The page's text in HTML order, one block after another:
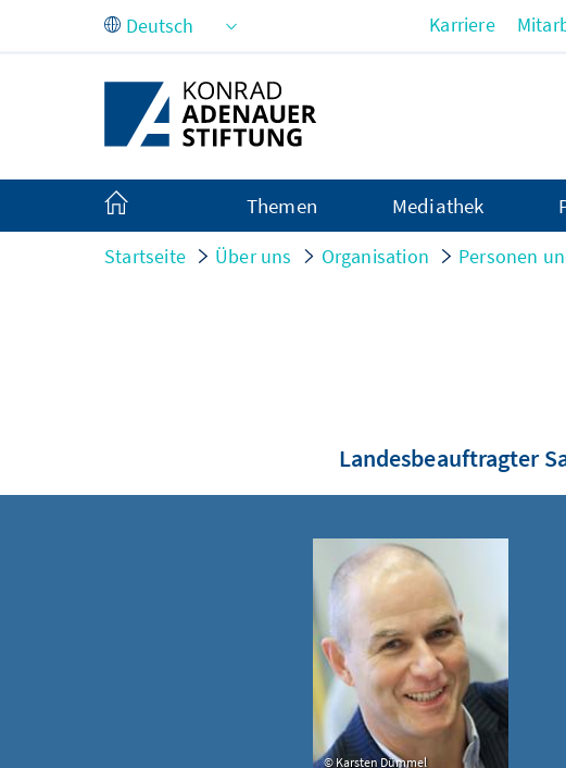
Zum Hauptinhalt springen Karriere
Themen Mediathek
Startseite Über uns Organisation Personen
Landesbeauftragter
Karsten Dümmel